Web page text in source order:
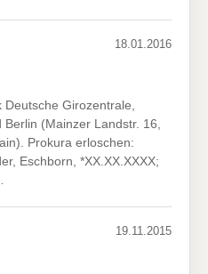
18.01.2016
Girozentrale,
(Mainzer Landstr. 16,
Prokura erloschen:
Eschborn, *XX.XX.XXXX;
19.11.2015